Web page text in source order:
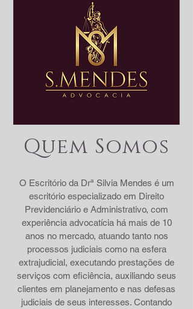
Quem Somos
O Escritório da Drª Silvia Mendes é um
escritório especializado em Direito
Previdenciário e Administrativo, com
experiência advocatícia há mais de 10
anos no mercado, atuando tanto nos
processos judiciais como na esfera
extrajudicial, executando prestações de
serviços com eficiência, auxiliando seus
clientes em planejamento e nas defesas
judiciais de seus interesses. Contando